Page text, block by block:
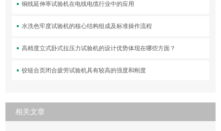
铜线延伸率试验机在电线电缆行业中的应用
水洗色牢度试验机的核心结构组成及标准操作流程
高精度立式卧式拉压力试验机的设计优势体现在哪些方面？
铰链合页闭合疲劳试验机具有较高的强度和刚度
相关文章